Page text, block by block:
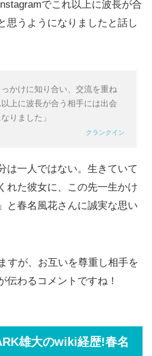
でこれ以上に波長が合
思うようになりましたと話し
っかけに知り合い、交流を重ね
上に波長が合う相手には出会
りました」
クランクイン
は一人ではない。生きていて
れた彼女に、この先一生かけ
と春名風花さんに誠実な思い
すが、お互いを尊重し相手を
伝わるコメントですね！
雄大のwiki経歴!春名